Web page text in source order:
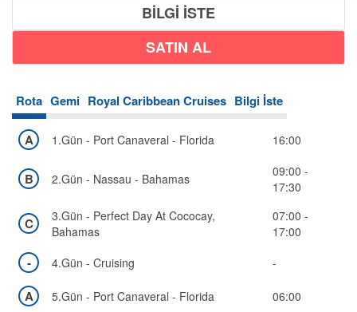
BİLGİ İSTE
Rota Gemi Royal Caribbean Cruises Bilgi İste
A 1.Gün - Port Canaveral - Florida 16:00
B 2.Gün - Nassau - Bahamas
09:00 -
17:30
C
3.Gün - Perfect Day At Cococay,
Bahamas
07:00 -
17:00
- 4.Gün - Cruising -
A 5.Gün - Port Canaveral - Florida 06:00